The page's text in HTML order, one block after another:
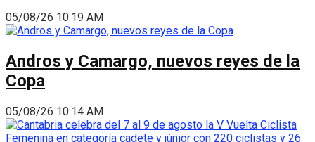
05/08/26 10:19 AM
Andros y Camargo, nuevos reyes de la
Copa
05/08/26 10:14 AM